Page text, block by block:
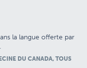
la langue offerte par
DU CANADA, TOUS